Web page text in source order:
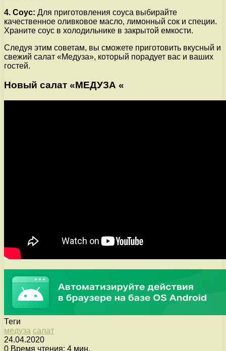
4. Соус: Для приготовления соуса выбирайте
качественное оливковое масло, лимонный сок и специи.
Храните соус в холодильнике в закрытой емкости.
Следуя этим советам, вы сможете приготовить вкусный и
свежий салат «Медуза», который порадует вас и ваших
гостей.
Новый салат «МЕДУЗА «
Теги
медуза салат
24.04.2020
0 Время чтения: 4 мин.